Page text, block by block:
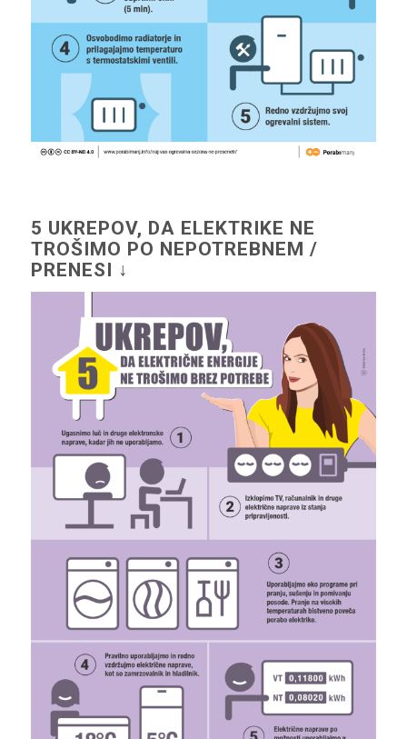
5 UKREPOV, DA ELEKTRIKE NE
TROŠIMO PO NEPOTREBNEM /
PRENESI ↓